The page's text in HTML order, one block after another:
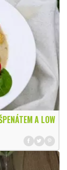
A LOW